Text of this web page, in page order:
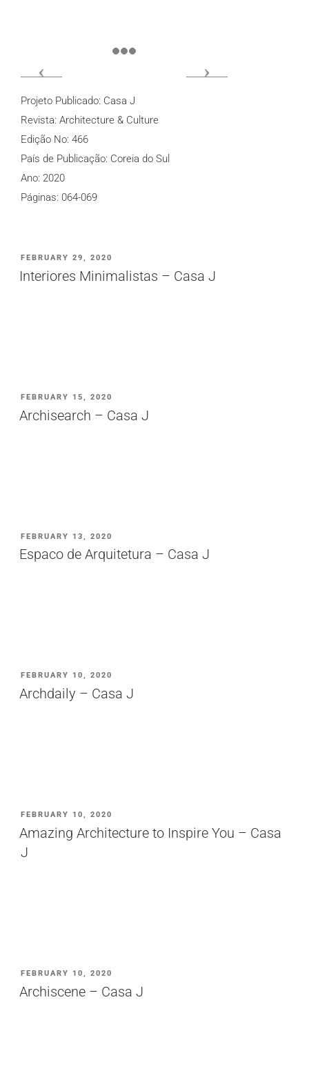
Projeto Publicado: Casa J
Revista: Architecture & Culture
Edição No: 466
País de Publicação: Coreia do Sul
Ano: 2020
Páginas: 064-069
PUBLICADO
EM
FEBRUARY 29, 2020
Interiores Minimalistas – Casa J
PUBLICADO
EM
FEBRUARY 15, 2020
Archisearch – Casa J
PUBLICADO
EM
FEBRUARY 13, 2020
Espaco de Arquitetura – Casa J
PUBLICADO
EM
FEBRUARY 10, 2020
Archdaily – Casa J
PUBLICADO
EM
FEBRUARY 10, 2020
Amazing Architecture to Inspire You – Casa
J
PUBLICADO
EM
FEBRUARY 10, 2020
Archiscene – Casa J